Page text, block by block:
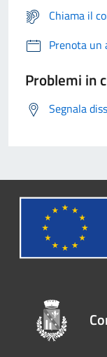
Chiama il
Prenota un
Problemi in
Segnala